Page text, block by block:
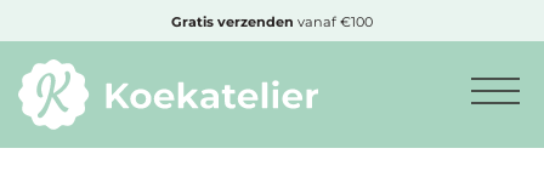
Minimum
Gratis verzenden vanaf €100